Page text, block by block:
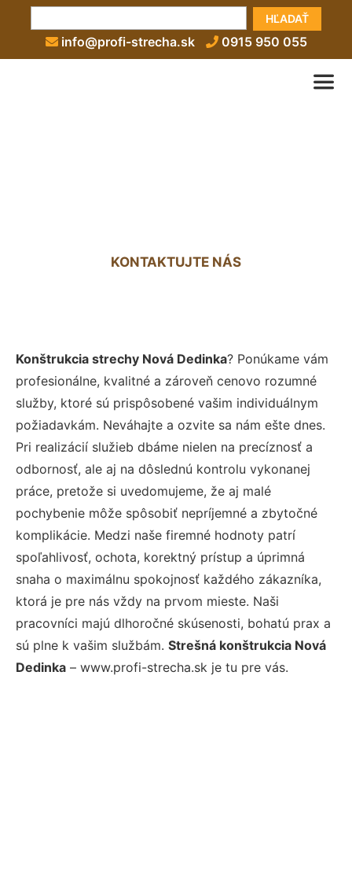
HĽADAŤ
info@profi-strecha.sk 0915 950 055
KONTAKTUJTE NÁS
Konštrukcia strechy Nová Dedinka? Ponúkame vám
profesionálne, kvalitné a zároveň cenovo rozumné
služby, ktoré sú prispôsobené vašim individuálnym
požiadavkám. Neváhajte a ozvite sa nám ešte dnes.
Pri realizácií služieb dbáme nielen na precíznosť a
odbornosť, ale aj na dôslednú kontrolu vykonanej
práce, pretože si uvedomujeme, že aj malé
pochybenie môže spôsobiť nepríjemné a zbytočné
komplikácie. Medzi naše firemné hodnoty patrí
spoľahlivosť, ochota, korektný prístup a úprimná
snaha o maximálnu spokojnosť každého zákazníka,
ktorá je pre nás vždy na prvom mieste. Naši
pracovníci majú dlhoročné skúsenosti, bohatú prax a
sú plne k vašim službám. Strešná konštrukcia Nová
Dedinka – www.profi-strecha.sk je tu pre vás.